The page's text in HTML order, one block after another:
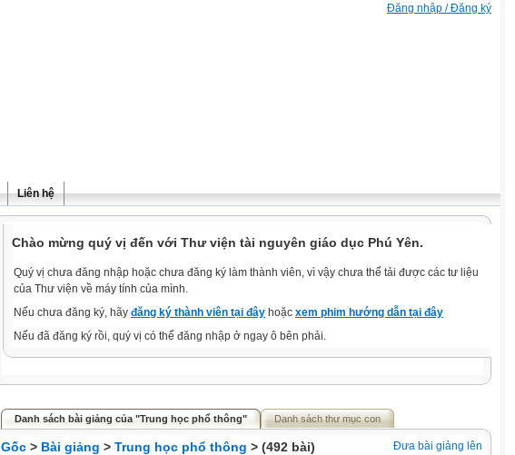
Đăng nhập / Đăng ký
Liên hệ
Chào mừng quý vị đến với Thư viện tài nguyên giáo dục Phú Yên.
Quý vị chưa đăng nhập hoặc chưa đăng ký làm thành viên, vì vậy chưa thể tải được các tư liệu
của Thư viện về máy tính của mình.
Nếu chưa đăng ký, hãy đăng ký thành viên tại đây hoặc xem phim hướng dẫn tại đây
Nếu đã đăng ký rồi, quý vị có thể đăng nhập ở ngay ô bên phải.
Danh sách bài giảng của "Trung học phổ thông" Danh sách thư mục con
Đưa bài giảng lên
Gốc > Bài giảng > Trung học phổ thông > (492 bài)